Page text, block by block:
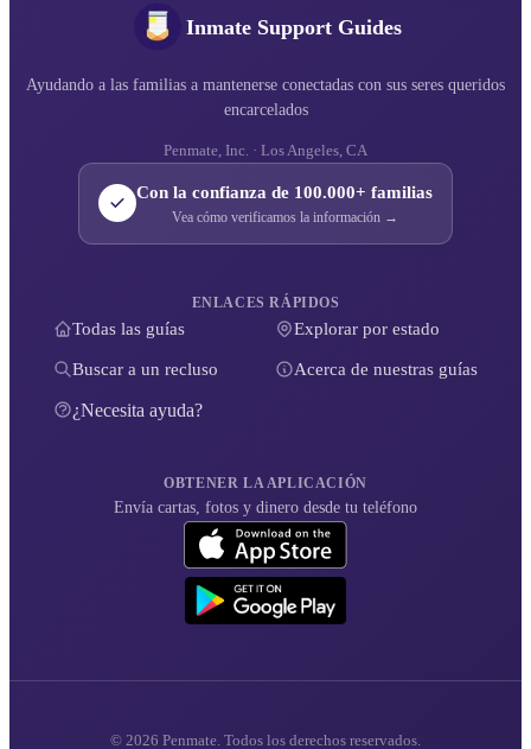
Inmate Support Guides
Ayudando a las familias a mantenerse conectadas con sus seres queridos
encarcelados
Penmate, Inc. · Los Angeles, CA
Con la confianza de 100.000+ familias
Vea cómo verificamos la información →
ENLACES RÁPIDOS
Todas las guías Explorar por estado
Buscar a un recluso Acerca de nuestras guías
¿Necesita ayuda?
OBTENER LA APLICACIÓN
Envía cartas, fotos y dinero desde tu teléfono
© 2026 Penmate. Todos los derechos reservados.